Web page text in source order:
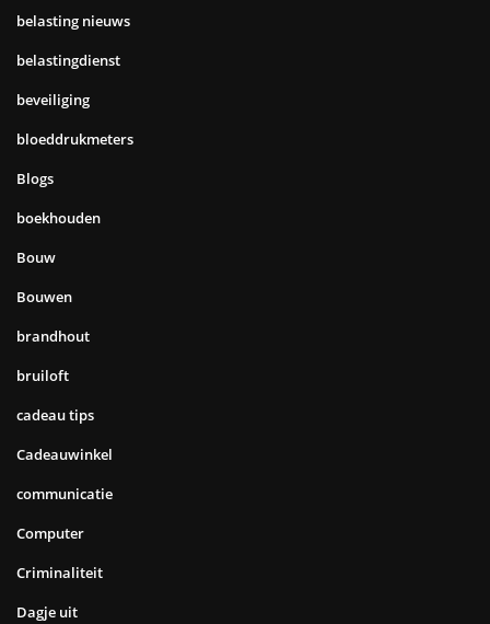
belasting nieuws
belastingdienst
beveiliging
bloeddrukmeters
Blogs
boekhouden
Bouw
Bouwen
brandhout
bruiloft
cadeau tips
Cadeauwinkel
communicatie
Computer
Criminaliteit
Dagje uit